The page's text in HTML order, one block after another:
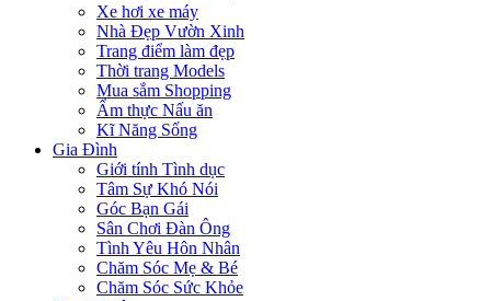
Xe hơi xe máy
Nhà Đẹp Vườn Xinh
Trang điểm làm đẹp
Thời trang Models
Mua sắm Shopping
Ẩm thực Nấu ăn
Kĩ Năng Sống
Gia Đình
Giới tính Tình dục
Tâm Sự Khó Nói
Góc Bạn Gái
Sân Chơi Đàn Ông
Tình Yêu Hôn Nhân
Chăm Sóc Mẹ & Bé
Chăm Sóc Sức Khỏe